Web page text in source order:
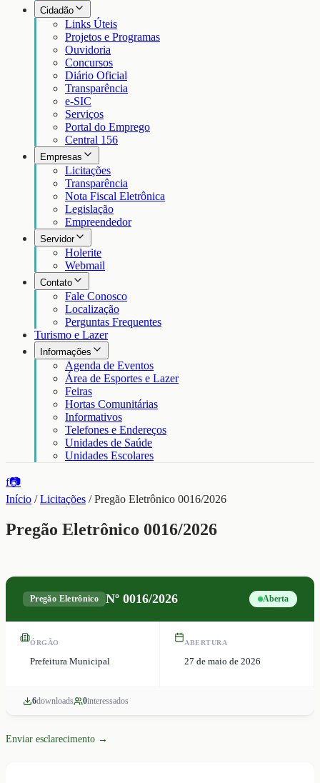
Cidadão
Links Úteis
Projetos e Programas
Ouvidoria
Concursos
Diário Oficial
Transparência
e-SIC
Serviços
Portal do Emprego
Central 156
Empresas
Licitações
Transparência
Nota Fiscal Eletrônica
Legislação
Empreendedor
Servidor
Holerite
Webmail
Contato
Fale Conosco
Localização
Perguntas Frequentes
Turismo e Lazer
Informações
Agenda de Eventos
Área de Esportes e Lazer
Feiras
Hortas Comunitárias
Informativos
Telefones e Endereços
Unidades de Saúde
Unidades Escolares
f📷
Início /Licitações /Pregão Eletrônico 0016/2026
Pregão Eletrônico 0016/2026
Pregão Eletrônico Nº0016/2026 Aberta
ÓRGÃO
Prefeitura Municipal
ABERTURA
27 de maio de 2026
6downloads 0interessados
Enviar esclarecimento →